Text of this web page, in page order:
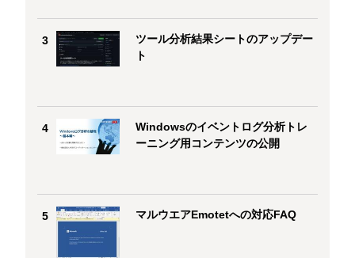
3
ツール分析結果シートのアップデー
ト
4
Windowsのイベントログ分析トレ
ーニング用コンテンツの公開
5 マルウエアEmotetへの対応FAQ